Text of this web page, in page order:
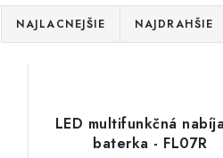
NAJLACNEJŠIE NAJDRAHŠIE
LED multifunkčná
baterka - FL07R